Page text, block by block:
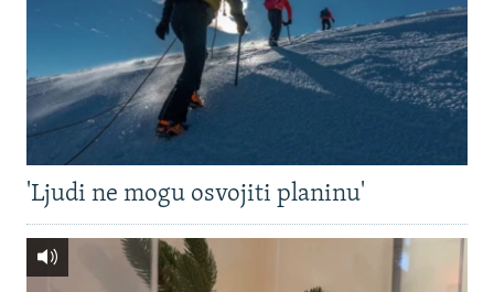
'Ljudi ne mogu osvojiti planinu'